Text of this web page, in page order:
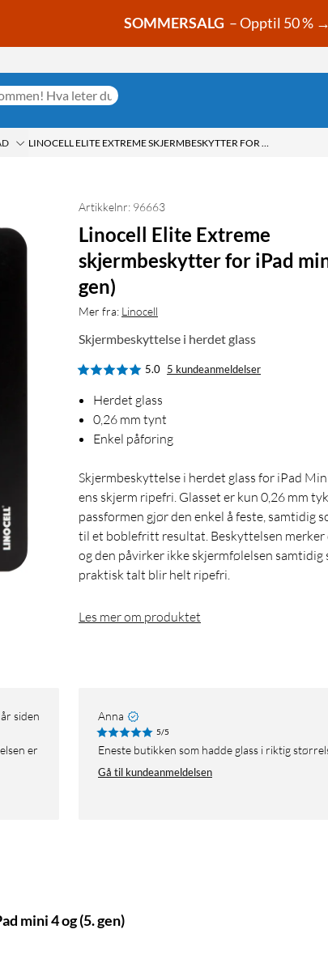
SOMMERSALG – Opptil 50 % →
LINOCELL ELITE EXTREME SKJERMBESKYTTER FOR IPAD MINI 4 OG (5. GEN)
Artikkelnr: 96663
Linocell Elite Extreme
skjermbeskytter for iPad
gen)
Mer fra: Linocell
Skjermbeskyttelse i herdet glass
5.0 5 kundeanmeldelser
Herdet glass
0,26 mm tynt
Enkel påføring
Skjermbeskyttelse i herdet glass for iPad
ens skjerm ripefri. Glasset er kun 0,26 mm
passformen gjør den enkel å feste, samtidig
til et boblefritt resultat. Beskyttelsen merker
og den påvirker ikke skjermfølelsen samtidig
praktisk talt blir helt ripefri.
Les mer om produktet
siden Anna
5/5
Eneste butikken som hadde glass i riktig
Gå til kundeanmeldelsen
mini 4 og (5. gen)